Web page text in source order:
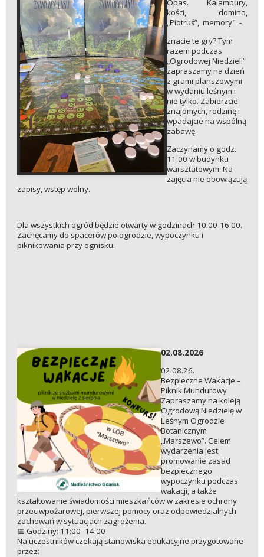
Opas. Kalambury,
kości, domino,
„Piotruś”, memory" -
znacie te gry? Tym
razem podczas
„Ogrodowej Niedzieli”
zapraszamy na dzień
z grami planszowymi
w wydaniu leśnym i
nie tylko. Zabierzcie
znajomych, rodzinę i
wpadajcie na wspólną
zabawę.
Zaczynamy o godz.
11:00 w budynku
warsztatowym. Na
zajęcia nie obowiązują
zapisy, wstęp wolny.
Dla wszystkich ogród będzie otwarty w godzinach 10:00-16:00.
Zachęcamy do spacerów po ogrodzie, wypoczynku i
piknikowania przy ognisku.
02.08.2026
02.08.26.
Bezpieczne Wakacje –
Piknik Mundurowy
Zapraszamy na koleją
Ogrodową Niedzielę w
Leśnym Ogrodzie
Botanicznym
„Marszewo”. Celem
wydarzenia jest
promowanie zasad
bezpiecznego
wypoczynku podczas
wakacji, a także
kształtowanie świadomości mieszkańców w zakresie ochrony
przeciwpożarowej, pierwszej pomocy oraz odpowiedzialnych
zachowań w sytuacjach zagrożenia.
📅 Godziny: 11:00–14:00
Na uczestników czekają stanowiska edukacyjne przygotowane
przez: